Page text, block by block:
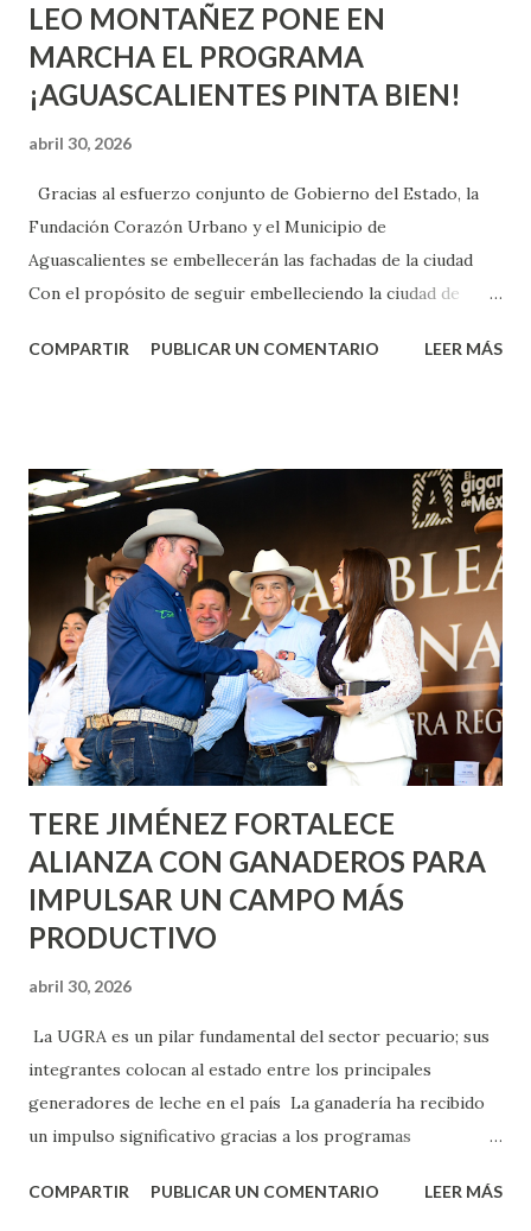
LEO MONTAÑEZ PONE EN
MARCHA EL PROGRAMA
¡AGUASCALIENTES PINTA BIEN!
abril 30, 2026
Gracias al esfuerzo conjunto de Gobierno del Estado, la
Fundación Corazón Urbano y el Municipio de
Aguascalientes se embellecerán las fachadas de la ciudad
Con el propósito de seguir embelleciendo la ciudad de
municipal, Leo Montañez dio inicio al programa
Corazón Urbano y el Municipio capital. Leo Montañez
informó que en este programa se usarán cerca de 90 mil
metros cuadrados de pintura, para dar inicio en la calle
Nieto, entre Jesús F. Elizondo y la calle 22 de Octubre, con
lo que se aplicará pintura en 66 casas. Posteriormente se
llevará este programa a Villas de Nuestra Señora de la
Asunción, Avenida Alameda y Decreto 27 de Septiembre, en
los edificios FOVISSSTE Ojo de Agua, en la comunidad
Norias de Paso Hondo y en los edificios de...
COMPARTIR PUBLICAR UN COMENTARIO LEER MÁS
TERE JIMÉNEZ FORTALECE
ALIANZA CON GANADEROS PARA
IMPULSAR UN CAMPO MÁS
PRODUCTIVO
abril 30, 2026
La UGRA es un pilar fundamental del sector pecuario; sus
integrantes colocan al estado entre los principales
generadores de leche en el país La ganadería ha recibido
un impulso significativo gracias a los programas
muestra de su respaldo firme y decidido al campo, la
COMPARTIR PUBLICAR UN COMENTARIO LEER MÁS